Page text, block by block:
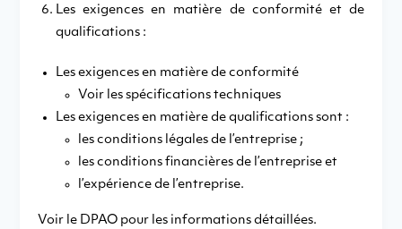
Les exigences en matière de conformité et de
qualifications :
Les exigences en matière de conformité
Voir les spécifications techniques
Les exigences en matière de qualifications sont :
les conditions légales de l’entreprise ;
les conditions financières de l’entreprise et
l’expérience de l’entreprise.
Voir le DPAO pour les informations détaillées.